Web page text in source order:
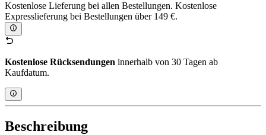
Kostenlose Lieferung bei allen Bestellungen. Kostenlose
Expresslieferung bei Bestellungen über 149 €.
Kostenlose Rücksendungen innerhalb von 30 Tagen ab
Kaufdatum.
Beschreibung